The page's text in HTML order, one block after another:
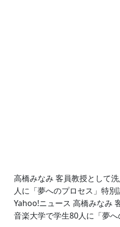
高橋みなみ 客員教授として
人に「夢へのプロセス」特
Yahoo!ニュース 高橋みなみ
音楽大学で学生80人に「夢